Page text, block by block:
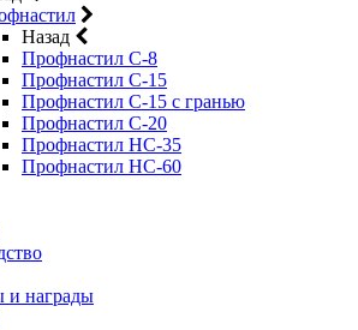
Назад
Профнастил С-8
Профнастил С-15
Профнастил C-15 с гранью
Профнастил C-20
Профнастил НС-35
Профнастил НС-60
и награды